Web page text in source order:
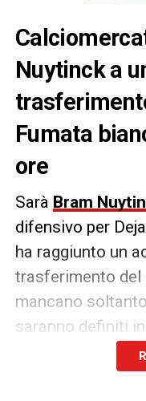
Nuytinck a
Fumata
ore
Sarà Bram
difensivo per
ha raggiunto un
trasferimento del
mancano
saranno definiti
calciatore partirà
consuete visite